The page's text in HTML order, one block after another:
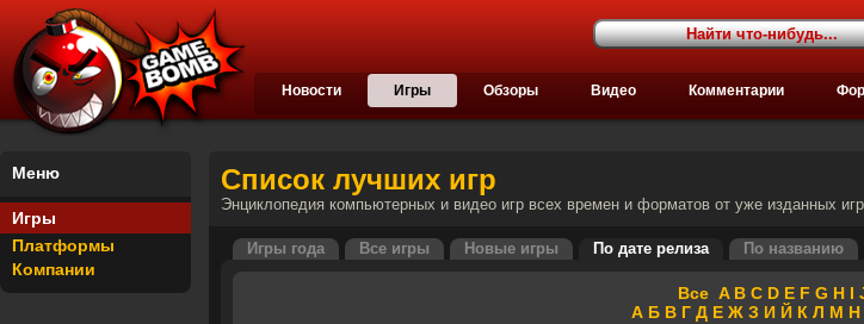
Новости Игры Обзоры Видео Комментарии
Меню
Игры
Платформы
Компании
Список лучших игр
Энциклопедия компьютерных и видео игр всех времен и форматов от уже изданных
Игры года Все игры Новые игры По дате релиза По названию
Все A B C D E F G H I
А Б В Г Д Е Ж З И Й К Л М Н